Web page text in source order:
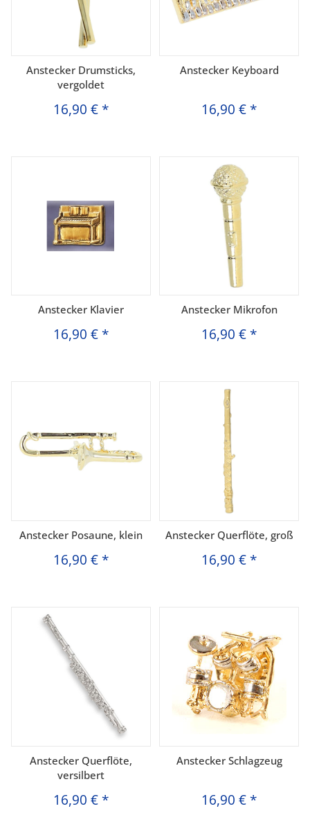
Anstecker Drumsticks,
vergoldet
16,90 € *
Anstecker Keyboard
16,90 € *
Anstecker Klavier
16,90 € *
Anstecker Mikrofon
16,90 € *
Anstecker Posaune, klein
16,90 € *
Anstecker Querflöte, groß
16,90 € *
Anstecker Querflöte,
versilbert
16,90 € *
Anstecker Schlagzeug
16,90 € *